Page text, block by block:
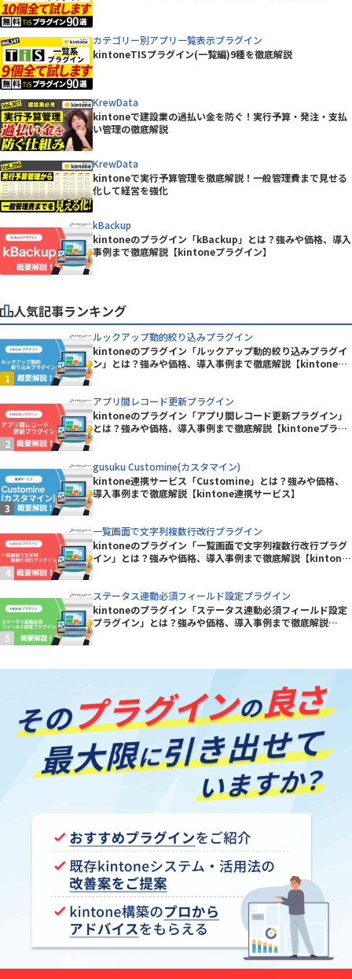
カテゴリー別アプリ一覧表示プラグイン
kintoneTISプラグイン(一覧編)9種を徹底解説
KrewData
kintoneで建設業の過払い金を防ぐ！実行予算・発注・支払
い管理の徹底解説
KrewData
kintoneで実行予算管理を徹底解説！一般管理費まで見せる
化して経営を強化
kBackup
kintoneのプラグイン「kBackup」とは？強みや価格、導入
事例まで徹底解説【kintoneプラグイン】
人気記事ランキング
ルックアップ動的絞り込みプラグイン
kintoneのプラグイン「ルックアップ動的絞り込みプラグイ
ン」とは？強みや価格、導入事例まで徹底解説【kintoneプ
アプリ間レコード更新プラグイン
kintoneのプラグイン「アプリ間レコード更新プラグイン」
とは？強みや価格、導入事例まで徹底解説【kintoneプラグ
gusuku Customine(カスタマイン)
kintone連携サービス「Customine」とは？強みや価格、
導入事例まで徹底解説【kintone連携サービス】
一覧画面で文字列複数行改行プラグイン
kintoneのプラグイン「一覧画面で文字列複数行改行プラグ
イン」とは？強みや価格、導入事例まで徹底解説【kintone
ステータス連動必須フィールド設定プラグイン
kintoneのプラグイン「ステータス連動必須フィールド設定
プラグイン」とは？強みや価格、導入事例まで徹底解説